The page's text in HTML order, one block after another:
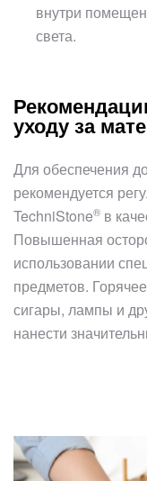
внутри
света.
уходу за
Для обеспечения
рекомендуется
TechniStone® в
Повышенная
использовании
предметов.
сигары, лампы и
нанести